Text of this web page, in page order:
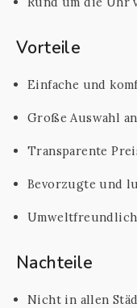
Vorteile
Einfache und
Große Auswahl
Transparente
Bevorzugte und
Nachteile
Nicht in allen